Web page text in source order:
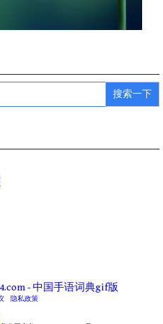
- 中国手语词典gif版
隐私政策